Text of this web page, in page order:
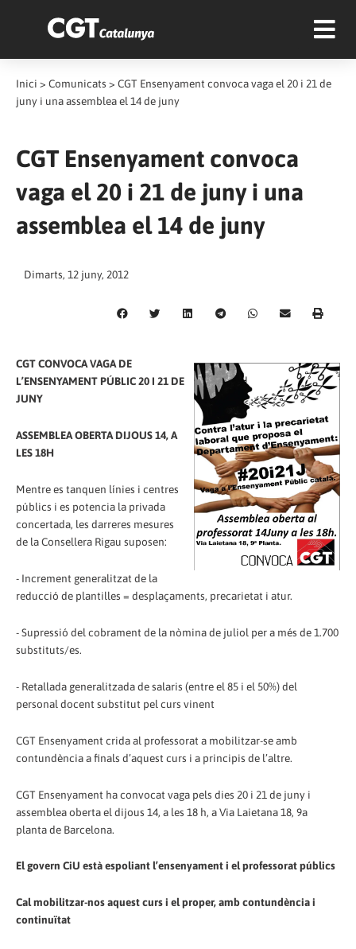
Inici > Comunicats > CGT Ensenyament convoca vaga el 20 i 21 de
juny i una assemblea el 14 de juny
CGT Ensenyament convoca
vaga el 20 i 21 de juny i una
assemblea el 14 de juny
Dimarts, 12 juny, 2012
CGT CONVOCA VAGA DE
L’ENSENYAMENT PÚBLIC 20 I 21 DE
JUNY
ASSEMBLEA OBERTA DIJOUS 14, A
LES 18H
Mentre es tanquen línies i centres
públics i es potencia la privada
concertada, les darreres mesures
de la Consellera Rigau suposen:
- Increment generalitzat de la
reducció de plantilles = desplaçaments, precarietat i atur.
- Supressió del cobrament de la nòmina de juliol per a més de 1.700
substituts/es.
- Retallada generalitzada de salaris (entre el 85 i el 50%) del
personal docent substitut pel curs vinent
CGT Ensenyament crida al professorat a mobilitzar-se amb
contundència a finals d’aquest curs i a principis de l’altre.
CGT Ensenyament ha convocat vaga pels dies 20 i 21 de juny i
assemblea oberta el dijous 14, a les 18 h, a Via Laietana 18, 9a
planta de Barcelona.
El govern CiU està espoliant l’ensenyament i el professorat públics
Cal mobilitzar-nos aquest curs i el proper, amb contundència i
continuïtat